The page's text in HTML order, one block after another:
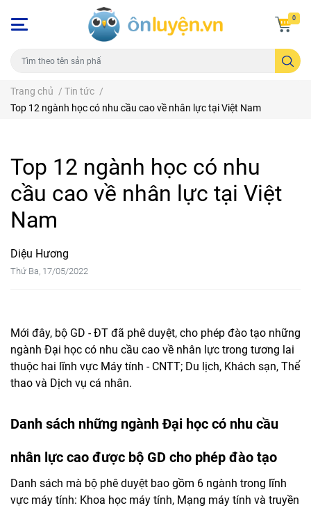
0
Trang chủ / Tin tức /
Top 12 ngành học có nhu cầu cao về nhân lực tại Việt Nam
Top 12 ngành học có nhu
cầu cao về nhân lực tại Việt
Nam
Diệu Hương
Thứ Ba, 17/05/2022
Mới đây, bộ GD - ĐT đã phê duyệt, cho phép đào tạo những
ngành Đại học có nhu cầu cao về nhân lực trong tương lai
thuộc hai lĩnh vực Máy tính - CNTT; Du lịch, Khách sạn, Thể
thao và Dịch vụ cá nhân.
Danh sách những ngành Đại học có nhu cầu
nhân lực cao được bộ GD cho phép đào tạo
Danh sách mà bộ phê duyệt bao gồm 6 ngành trong lĩnh
vực máy tính: Khoa học máy tính, Mạng máy tính và truyền